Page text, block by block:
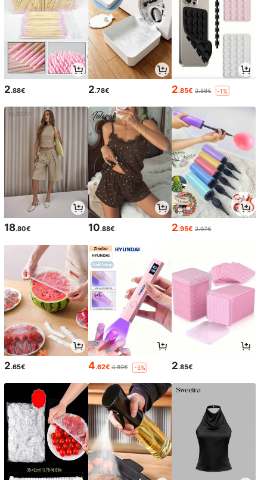
2.88€ 2.78€ 2.85€ 2.88€ -1%
18.80€ 10.88€ 2.95€ 2.97€
2.65€ 4.62€ 4.89€ -5% 2.85€